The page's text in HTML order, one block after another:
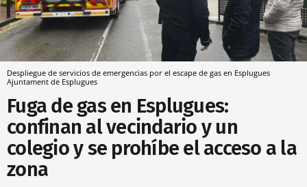
Despliegue de servicios de emergencias por el escape de gas en Esplugues
Ajuntament de Esplugues
Fuga de gas en Esplugues:
confinan al vecindario y un
colegio y se prohíbe el acceso a la
zona